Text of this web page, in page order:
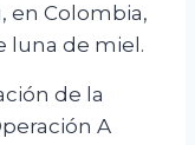
en Colombia,
luna de miel.
de la
A